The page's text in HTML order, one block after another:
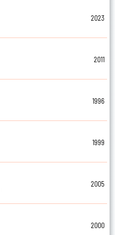
2023
2011
1996
1999
2005
2000